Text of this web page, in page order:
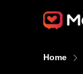
Home